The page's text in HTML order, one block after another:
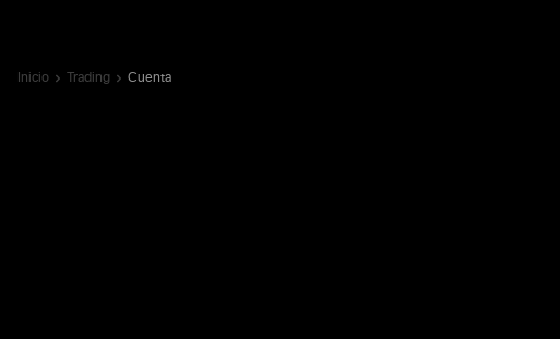
Inicio Trading Cuenta